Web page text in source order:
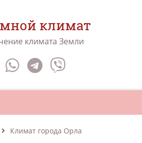
климат
климата Земли
Климат города Орла